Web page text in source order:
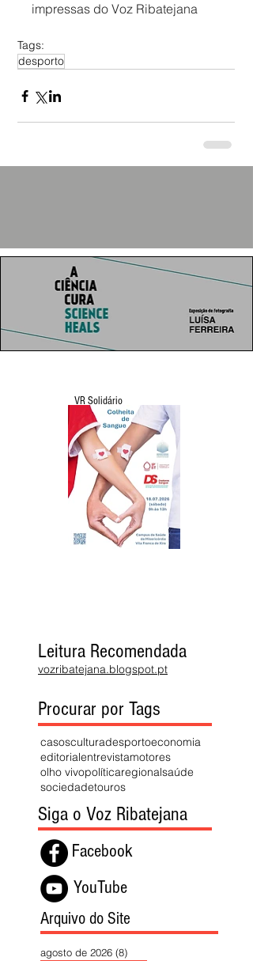
impressas do Voz Ribatejana
Tags:
desporto
VR Solidário
Leitura Recomendada
vozribatejana.blogspot.pt
Procurar por Tags
casosculturadesportoeconomia
editorialentrevistamotores
olho vivopolíticaregionalsaúde
sociedadetouros
Siga o Voz Ribatejana
Facebook
YouTube
Arquivo do Site
agosto de 2026 (8)